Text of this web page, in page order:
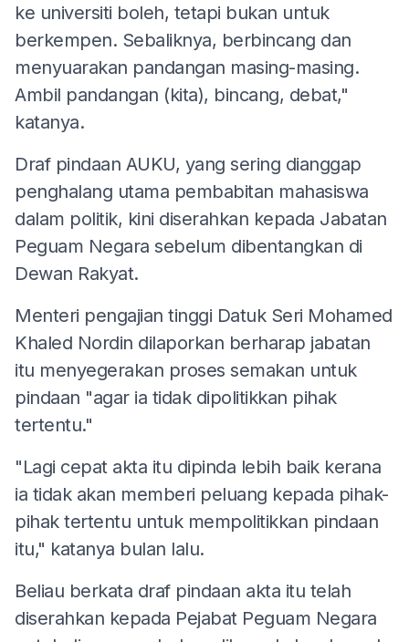
ke universiti boleh, tetapi bukan untuk
berkempen. Sebaliknya, berbincang dan
menyuarakan pandangan masing-masing.
Ambil pandangan (kita), bincang, debat,"
katanya.
Draf pindaan AUKU, yang sering dianggap
penghalang utama pembabitan mahasiswa
dalam politik, kini diserahkan kepada Jabatan
Peguam Negara sebelum dibentangkan di
Dewan Rakyat.
Menteri pengajian tinggi Datuk Seri Mohamed
Khaled Nordin dilaporkan berharap jabatan
itu menyegerakan proses semakan untuk
pindaan "agar ia tidak dipolitikkan pihak
tertentu."
"Lagi cepat akta itu dipinda lebih baik kerana
ia tidak akan memberi peluang kepada pihak-
pihak tertentu untuk mempolitikkan pindaan
itu," katanya bulan lalu.
Beliau berkata draf pindaan akta itu telah
diserahkan kepada Pejabat Peguam Negara